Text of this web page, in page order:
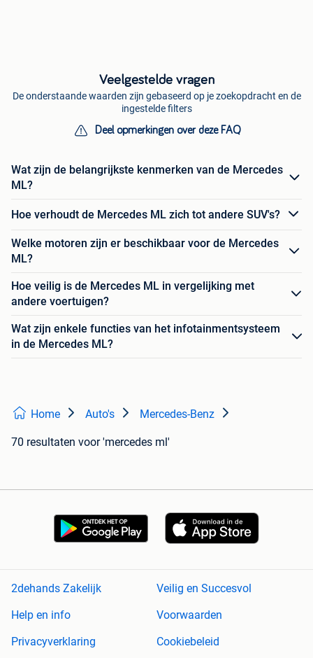
Veelgestelde vragen
De onderstaande waarden zijn gebaseerd op je zoekopdracht en de
ingestelde filters
Deel opmerkingen over deze FAQ
Wat zijn de belangrijkste kenmerken van de Mercedes
ML?
Hoe verhoudt de Mercedes ML zich tot andere SUV's?
Welke motoren zijn er beschikbaar voor de Mercedes
ML?
Hoe veilig is de Mercedes ML in vergelijking met
andere voertuigen?
Wat zijn enkele functies van het infotainmentsysteem
in de Mercedes ML?
Home Auto's Mercedes-Benz
70 resultaten voor 'mercedes ml'
2dehands Zakelijk
Veilig en Succesvol
Help en info
Voorwaarden
Privacyverklaring
Cookiebeleid